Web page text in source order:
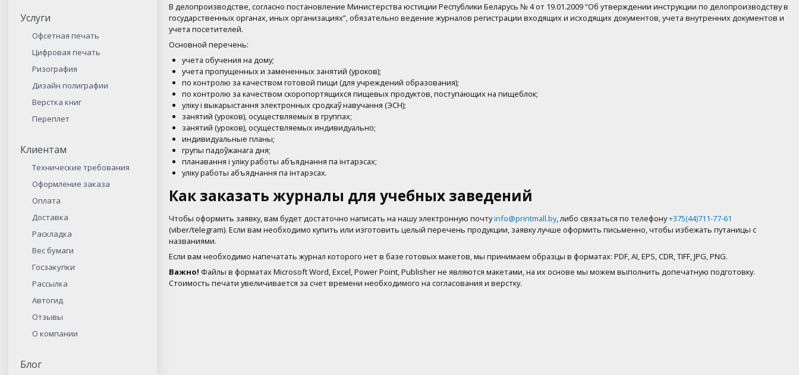
Услуги
Офсетная печать
Цифровая печать
Ризография
Дизайн полиграфии
Верстка книг
Переплет
Клиентам
Технические требования
Оформление заказа
Оплата
Доставка
Раскладка
Вес бумаги
Госзакупки
Рассылка
Автогид
Отзывы
О компании
Блог
В делопроизводстве, согласно постановление Министерства юстиции Республики Беларусь № 4 от 19.01.2009 “Об утверждении инструкции по делопроизводству в
государственных органах, иных организациях”, обязательно ведение журналов регистрации входящих и исходящих документов, учета внутренних документов и
учета посетителей.
Основной перечень:
учета обучения на дому;
учета пропущенных и замененных занятий (уроков);
по контролю за качеством готовой пищи (для учреждений образования);
по контролю за качеством скоропортящихся пищевых продуктов, поступающих на пищеблок;
улiку i выкарыстання электронных сродкаў навучання (ЭСН);
занятий (уроков), осуществляемых в группах;
занятий (уроков), осуществляемых индивидуально;
индивидуальные планы;
групы падоўжанага дня;
планавання i улiку работы абъяднання па iнтарэсах;
улiку работы абъяднання па iнтарэсах.
Как заказать журналы для учебных заведений
Чтобы оформить заявку, вам будет достаточно написать на нашу электронную почтуinfo@printmall.by, либо связаться по телефону+375(44)711-77-61
(viber/telegram). Если вам необходимо купить или изготовить целый перечень продукции, заявку лучше оформить письменно, чтобы избежать путаницы с
названиями.
Если вам необходимо напечатать журнал которого нет в базе готовых макетов, мы принимаем образцы в форматах: PDF, AI, EPS, CDR, TIFF, JPG, PNG.
Важно! Файлы в форматах Microsoft Word, Excel, Power Point, Publisher не являются макетами, на их основе мы можем выполнить допечатную подготовку.
Стоимость печати увеличивается за счет времени необходимого на согласования и верстку.